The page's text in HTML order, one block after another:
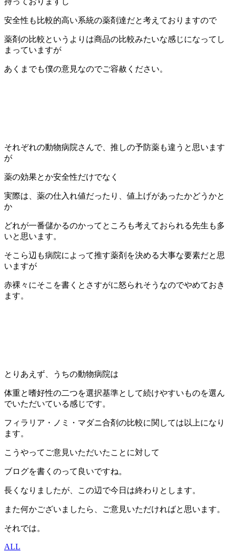
安全性も比較的高い系統の薬剤達だと考えておりますので
薬剤の比較というよりは商品の比較みたいな感じになってし
まっていますが
あくまでも僕の意見なのでご容赦ください。
それぞれの動物病院さんで、推しの予防薬も違うと思います
が
薬の効果とか安全性だけでなく
実際は、薬の仕入れ値だったり、値上げがあったかどうかと
か
どれが一番儲かるのかってところも考えておられる先生も多
いと思います。
そこら辺も病院によって推す薬剤を決める大事な要素だと思
いますが
赤裸々にそこを書くとさすがに怒られそうなのでやめておき
ます。
とりあえず、うちの動物病院は
体重と嗜好性の二つを選択基準として続けやすいものを選ん
でいただいている感じです。
フィラリア・ノミ・マダニ合剤の比較に関しては以上になり
ます。
こうやってご意見いただいたことに対して
ブログを書くのって良いですね。
長くなりましたが、この辺で今日は終わりとします。
また何かございましたら、ご意見いただければと思います。
それでは。
ALL